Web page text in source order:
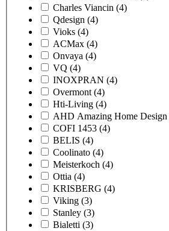
Charles Viancin (4)
Qdesign (4)
Vioks (4)
ACMax (4)
Onvaya (4)
VQ (4)
INOXPRAN (4)
Overmont (4)
Hti-Living (4)
AHD Amazing Home Design
COFI 1453 (4)
BELIS (4)
Coolinato (4)
Meisterkoch (4)
Ottia (4)
KRISBERG (4)
Viking (3)
Stanley (3)
Bialetti (3)